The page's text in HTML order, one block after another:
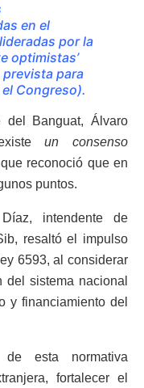
en el
por la
optimistas’
para
Congreso).
Banguat, Álvaro
un consenso
reconoció que en
puntos.
intendente de
resaltó el impulso
6593, al considerar
del sistema nacional
y financiamiento del
esta normativa
fortalecer el